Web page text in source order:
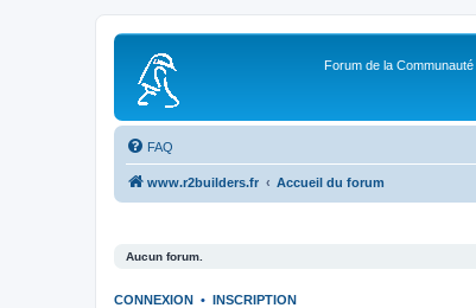
Forum de la
FAQ
www.r2builders.fr Accueil du forum
Aucun forum.
CONNEXION • INSCRIPTION